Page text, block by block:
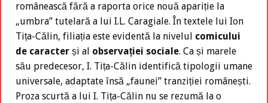
românească fără a raporta orice nouă apariție la
„umbra” tutelară a lui I.L. Caragiale. În textele lui Ion
Tița-Călin, filiația este evidentă la nivelul comicului
de caracter și al observației sociale. Ca și marele
său predecesor, I. Tița-Călin identifică tipologii umane
universale, adaptate însă „faunei” tranziției românești.
Proza scurtă a lui I. Tița-Călin nu se rezumă la o